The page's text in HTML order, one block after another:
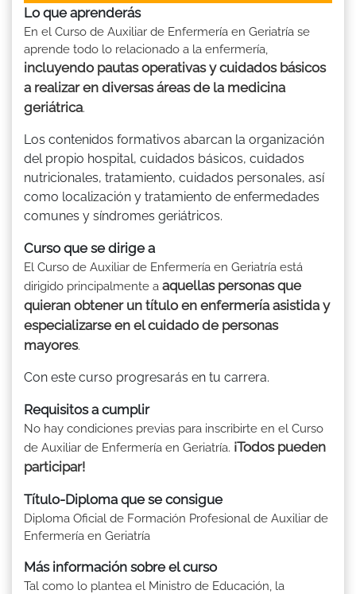
Lo que aprenderás
En el Curso de Auxiliar de Enfermería en Geriatría se
aprende todo lo relacionado a la enfermería,
incluyendo pautas operativas y cuidados básicos
a realizar en diversas áreas de la medicina
geriátrica.
Los contenidos formativos abarcan la organización
del propio hospital, cuidados básicos, cuidados
nutricionales, tratamiento, cuidados personales, así
como localización y tratamiento de enfermedades
comunes y síndromes geriátricos.
Curso que se dirige a
El Curso de Auxiliar de Enfermería en Geriatría está
dirigido principalmente a aquellas personas que
quieran obtener un título en enfermería asistida y
especializarse en el cuidado de personas
mayores.
Con este curso progresarás en tu carrera.
Requisitos a cumplir
No hay condiciones previas para inscribirte en el Curso
de Auxiliar de Enfermería en Geriatría. ¡Todos pueden
participar!
Título-Diploma que se consigue
Diploma Oficial de Formación Profesional de Auxiliar de
Enfermería en Geriatría
Más información sobre el curso
Tal como lo plantea el Ministro de Educación, la